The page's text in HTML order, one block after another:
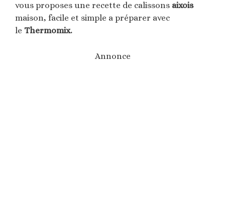
vous proposes une recette de calissons aixois
maison, facile et simple a préparer avec
le Thermomix.
Annonce